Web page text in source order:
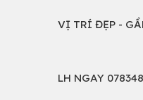
VỊ TRÍ ĐẸP -
LH NGAY